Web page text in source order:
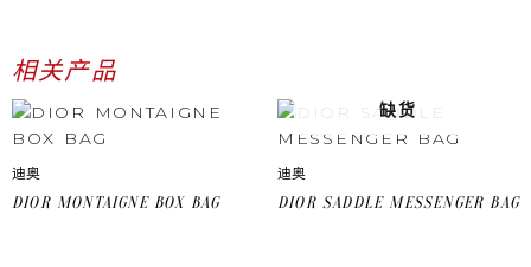
相关产品
迪奥
DIOR MONTAIGNE BOX BAG
缺货
迪奥
DIOR SADDLE MESSENGER BAG